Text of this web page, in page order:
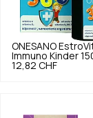
ONESANO
Immuno Kinder
12,82 CHF